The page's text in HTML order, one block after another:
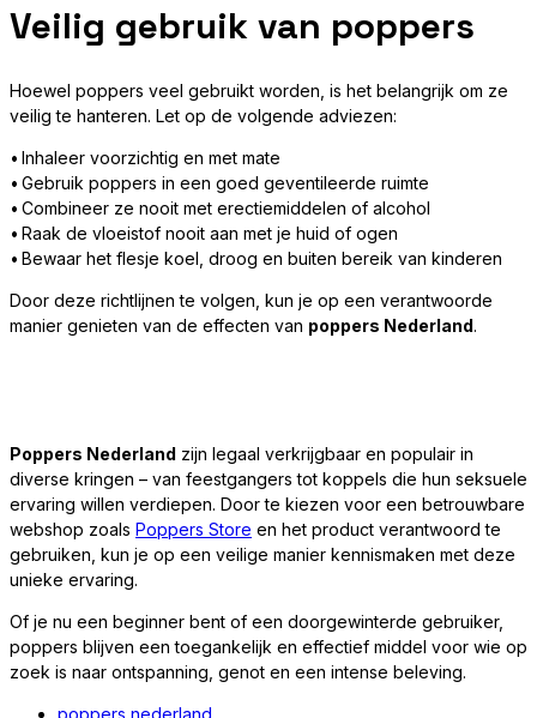
Veilig gebruik van poppers
Hoewel poppers veel gebruikt worden, is het belangrijk om ze
veilig te hanteren. Let op de volgende adviezen:
• Inhaleer voorzichtig en met mate
• Gebruik poppers in een goed geventileerde ruimte
• Combineer ze nooit met erectiemiddelen of alcohol
• Raak de vloeistof nooit aan met je huid of ogen
• Bewaar het flesje koel, droog en buiten bereik van kinderen
Door deze richtlijnen te volgen, kun je op een verantwoorde
manier genieten van de effecten van poppers Nederland.
Poppers Nederland zijn legaal verkrijgbaar en populair in
diverse kringen – van feestgangers tot koppels die hun seksuele
ervaring willen verdiepen. Door te kiezen voor een betrouwbare
webshop zoals Poppers Store en het product verantwoord te
gebruiken, kun je op een veilige manier kennismaken met deze
unieke ervaring.
Of je nu een beginner bent of een doorgewinterde gebruiker,
poppers blijven een toegankelijk en effectief middel voor wie op
zoek is naar ontspanning, genot en een intense beleving.